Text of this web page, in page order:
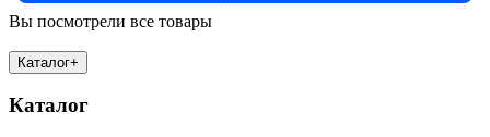
Вы посмотрели все товары
Каталог+
Каталог